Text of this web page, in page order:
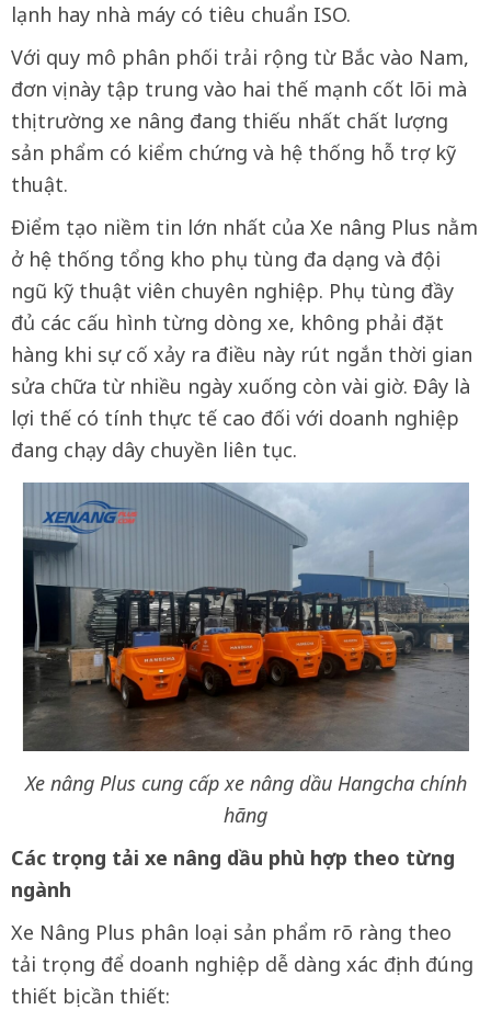
lạnh hay nhà máy có tiêu chuẩn ISO.
Với quy mô phân phối trải rộng từ Bắc vào Nam,
đơn vị này tập trung vào hai thế mạnh cốt lõi mà
thị trường xe nâng đang thiếu nhất chất lượng
sản phẩm có kiểm chứng và hệ thống hỗ trợ kỹ
thuật.
Điểm tạo niềm tin lớn nhất của Xe nâng Plus nằm
ở hệ thống tổng kho phụ tùng đa dạng và đội
ngũ kỹ thuật viên chuyên nghiệp. Phụ tùng đầy
đủ các cấu hình từng dòng xe, không phải đặt
hàng khi sự cố xảy ra điều này rút ngắn thời gian
sửa chữa từ nhiều ngày xuống còn vài giờ. Đây là
lợi thế có tính thực tế cao đối với doanh nghiệp
đang chạy dây chuyền liên tục.
Xe nâng Plus cung cấp xe nâng dầu Hangcha chính
hãng
Các trọng tải xe nâng dầu phù hợp theo từng
ngành
Xe Nâng Plus phân loại sản phẩm rõ ràng theo
tải trọng để doanh nghiệp dễ dàng xác định đúng
thiết bị cần thiết: